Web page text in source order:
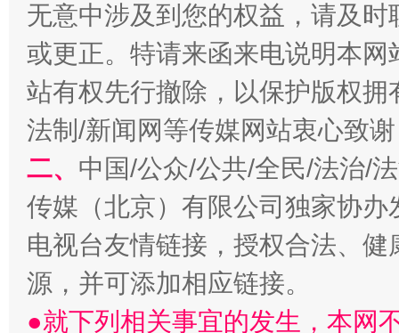
揭开“小金库”的免责幌子
无意中涉及到您的权益，请及
或更正。特请来函来电说明本
站有权先行撤除，以保护版权
法制/新闻网等传媒网站衷心致
二、 中国/公众/公共/全民/法治/
传媒（北京）有限公司独家协
电视台友情链接，授权合法、
源，并可添加相应链接。
●就下列相关事宜的发生，本网